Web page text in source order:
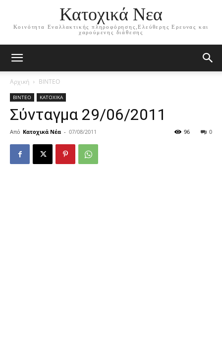
Κατοχικά Νεα
Κοινότητα Εναλλακτικής πληροφόρησης,Ελεύθερης Ερευνας και
χαρούμενης διάθεσης
Αρχική ΒΙΝΤΕΟ
ΒΙΝΤΕΟ ΚΑΤΟΧΙΚΑ
Σύνταγμα 29/06/2011
Από Κατοχικά Νέα - 07/08/2011 0
96